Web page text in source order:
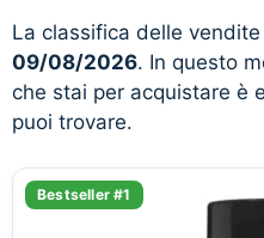
La classifica delle
09/08/2026. In questo
che stai per acquistare è
puoi trovare.
Bestseller #1